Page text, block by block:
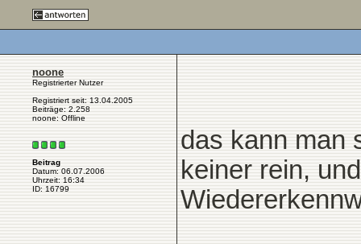
noone
Registrierter Nutzer
Registriert seit: 13.04.2005
Beiträge: 2.258
noone: Offline
Beitrag
Datum: 06.07.2006
Uhrzeit: 16:34
ID: 16799
das kann man
keiner rein,